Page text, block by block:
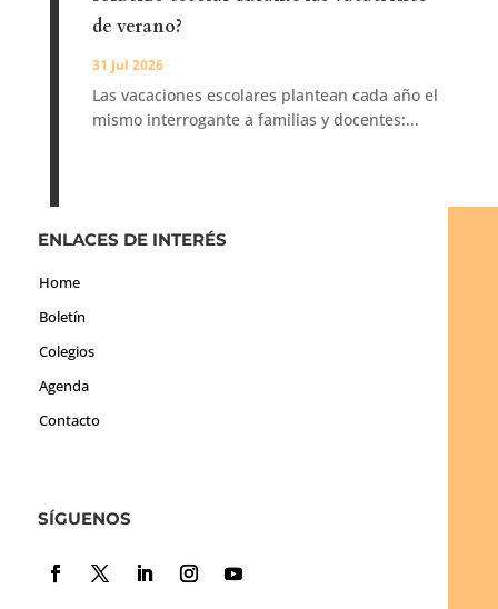
de verano?
31 Jul 2026
Las vacaciones escolares plantean cada año el
mismo interrogante a familias y docentes:...
ENLACES DE INTERÉS
Home
Boletín
Colegios
Agenda
Contacto
SÍGUENOS